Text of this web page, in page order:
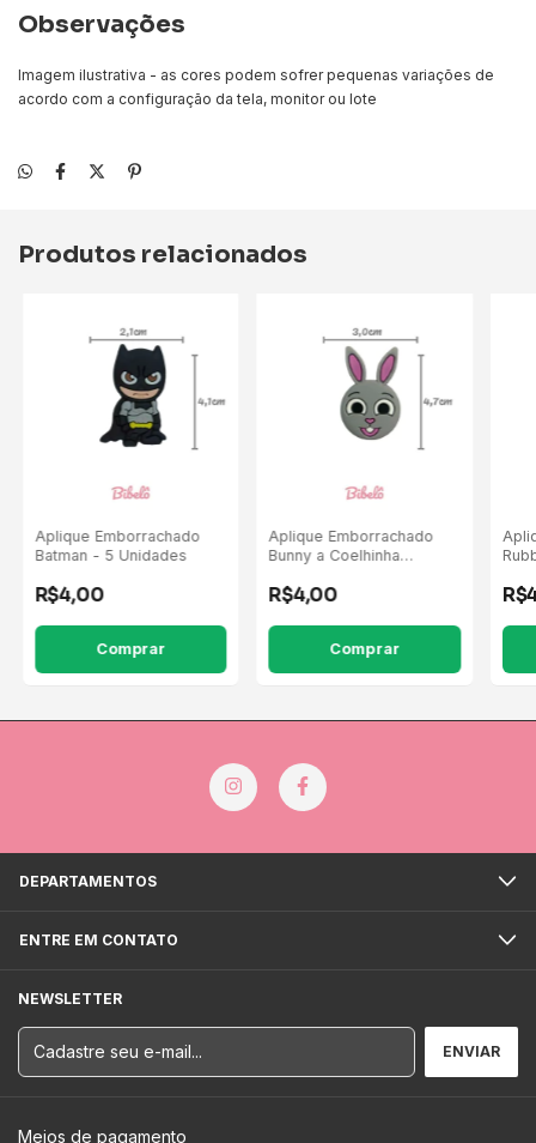
Observações
Imagem ilustrativa - as cores podem sofrer pequenas variações de
acordo com a configuração da tela, monitor ou lote
Produtos relacionados
Aplique Emborrachado
Batman - 5 Unidades
R$4,00
Aplique Emborrachado
Bunny a Coelhinha
R$4,00
DEPARTAMENTOS
ENTRE EM CONTATO
NEWSLETTER
Meios de pagamento